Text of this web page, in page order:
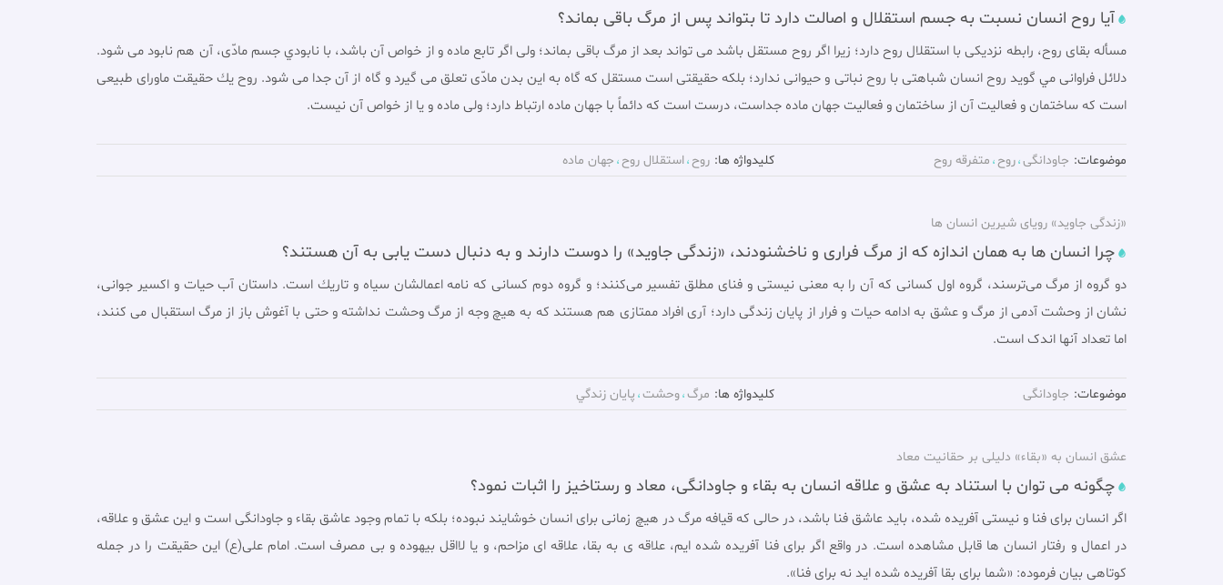
آیا روح انسان نسبت به جسم استقلال و اصالت دارد تا بتواند پس از مرگ باقی بماند؟
مسأله بقاى روح، رابطه نزديكى با استقلال روح دارد؛ زيرا اگر روح مستقل باشد مى تواند بعد از مرگ باقى بماند؛ ولى اگر تابع ماده و از خواص آن باشد، با نابودي جسم مادّى، آن هم نابود مى شود.
دلائل فراوانى مي گويد روح انسان شباهتى با روح نباتى و حيوانى ندارد؛ بلكه حقيقتى است مستقل كه گاه به اين بدن مادّى تعلق مى گيرد و گاه از آن جدا مى شود. روح يك حقيقت ماوراى طبيعى
است كه ساختمان و فعاليت آن از ساختمان و فعاليت جهان ماده جداست، درست است كه دائماً با جهان ماده ارتباط دارد؛ ولى ماده و يا از خواص آن نيست.
موضوعات: جاودانگی روح متفرقه روح کلیدواژه ها: روح استقلال روح جهان ماده
«زندگی جاوید» رویای شیرین انسان ها
چرا انسان ها به همان اندازه که از مرگ فراری و ناخشنودند، «زندگی جاوید» را دوست دارند و به دنبال دست یابی به آن هستند؟
دو گروه از مرگ مى‌ترسند، گروه اول كسانی كه آن را به معنى نيستى و فناى مطلق تفسير مى‌كنند؛ و گروه دوم كسانی كه نامه اعمالشان سياه و تاريك است. داستان آب حیات و اکسیر جوانی،
نشان از وحشت آدمی از مرگ و عشق به ادامه حیات و فرار از پایان زندگی دارد؛ آری افراد ممتازی هم هستند که به هيچ وجه از مرگ وحشت نداشته و حتى با آغوش باز از مرگ استقبال می کنند،
اما تعداد آنها اندک است.
موضوعات: جاودانگی کلیدواژه ها: مرگ وحشت پايان زندگي
عشق انسان به «بقاء» دلیلی بر حقانیت معاد
چگونه می توان با استناد به عشق و علاقه انسان به بقاء و جاودانگی، معاد و رستاخیز را اثبات نمود؟
اگر انسان براى فنا و نيستى آفريده شده، بايد عاشق فنا باشد، در حالى كه قيافه مرگ در هيچ زمانى براى انسان خوشايند نبوده؛ بلكه با تمام وجود عاشق بقاء و جاودانگی است و اين عشق و علاقه،
در اعمال و رفتار انسان ها قابل مشاهده است. در واقع اگر براى فنا آفريده شده ايم، علاقه ی به بقا، علاقه ای مزاحم، و يا لااقل بيهوده و بى مصرف است. امام علی(ع) اين حقيقت را در جمله
كوتاهی بیان فرموده: «شما براى بقا آفريده شده ايد نه براى فنا».